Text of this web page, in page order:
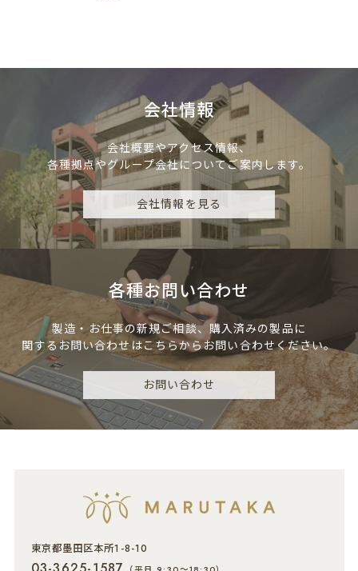
会社情報
会社概要やアクセス情報、
各種拠点やグループ会社についてご案内します。
会社情報を見る
各種お問い合わせ
製造・お仕事の新規ご相談、 購入済みの製品に
関するお問い合わせはこちらからお問い合わせください。
お問い合わせ
東京都墨田区本所1-8-10